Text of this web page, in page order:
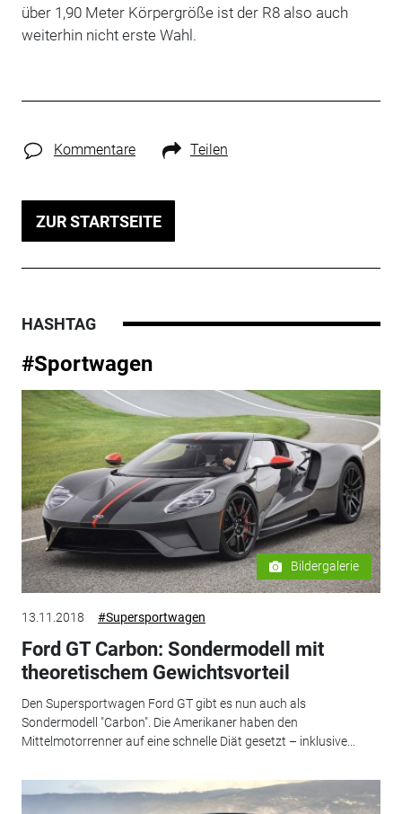
über 1,90 Meter Körpergröße ist der R8 also auch
weiterhin nicht erste Wahl.
Kommentare Teilen
ZUR STARTSEITE
HASHTAG
#Sportwagen
Bildergalerie
13.11.2018 #Supersportwagen
Ford GT Carbon: Sondermodell mit
theoretischem Gewichtsvorteil
Den Supersportwagen Ford GT gibt es nun auch als
Sondermodell "Carbon". Die Amerikaner haben den
Mittelmotorrenner auf eine schnelle Diät gesetzt – inklusive...